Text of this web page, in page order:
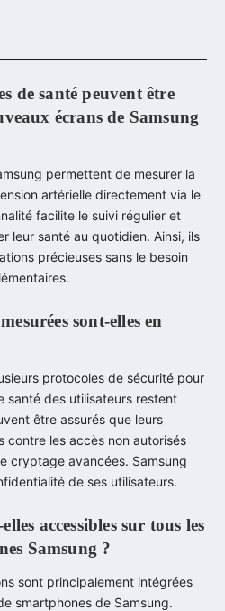
de santé peuvent être
écrans de Samsung
permettent de mesurer la
artérielle directement via le
facilite le suivi régulier et
leur santé au quotidien. Ainsi, ils
précieuses sans le besoin
sont-elles en
protocoles de sécurité pour
santé des utilisateurs restent
être assurés que leurs
contre les accès non autorisés
cryptage avancées. Samsung
de ses utilisateurs.
accessibles sur tous les
Samsung ?
sont principalement intégrées
smartphones de Samsung.